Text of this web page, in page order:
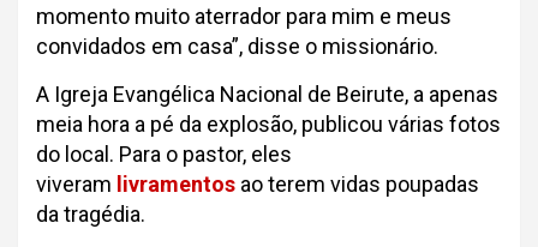
momento muito aterrador para mim e meus
convidados em casa”, disse o missionário.
A Igreja Evangélica Nacional de Beirute, a apenas
meia hora a pé da explosão, publicou várias fotos
do local. Para o pastor, eles
viveram livramentos ao terem vidas poupadas
da tragédia.